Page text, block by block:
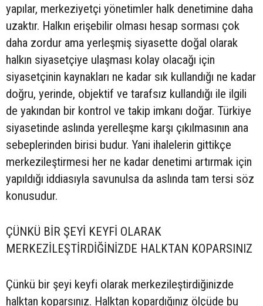
yapılar, merkeziyetçi yönetimler halk denetimine daha
uzaktır. Halkın erişebilir olması hesap sorması çok
daha zordur ama yerleşmiş siyasette doğal olarak
halkın siyasetçiye ulaşması kolay olacağı için
siyasetçinin kaynakları ne kadar sık kullandığı ne kadar
doğru, yerinde, objektif ve tarafsız kullandığı ile ilgili
de yakından bir kontrol ve takip imkanı doğar. Türkiye
siyasetinde aslında yerelleşme karşı çıkılmasının ana
sebeplerinden birisi budur. Yani ihalelerin gittikçe
merkezileştirmesi her ne kadar denetimi artırmak için
yapıldığı iddiasıyla savunulsa da aslında tam tersi söz
konusudur.
ÇÜNKÜ BİR ŞEYİ KEYFİ OLARAK
MERKEZİLEŞTİRDİĞİNİZDE HALKTAN KOPARSINIZ
Çünkü bir şeyi keyfi olarak merkezileştirdiğinizde
halktan koparsınız. Halktan kopardığınız ölçüde bu